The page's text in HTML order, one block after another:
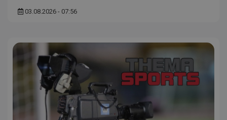
03.08.2026 - 07:56